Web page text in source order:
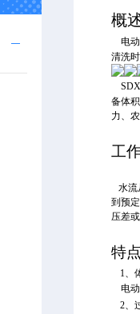
概
电
清洗
SD
备体
力、
工
水流
到预
压差
特
1、
电动
2、